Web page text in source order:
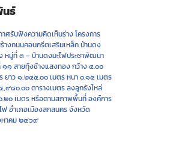
นธ์
าศรับฟังความคิดเห็นร่าง โครงการ
างถนนคอนกรีตเสริมเหล็ก บ้านดง
หมู่ที่ ๓ – บ้านดงมะไฟประชาพัฒนา
๑๑ สายทุ้งช้างแสงทอง กว้าง ๔.๐๐
ยาว ๑,๒๔๕.๐๐ เมตร หนา ๐.๑๕ เมตร
๙๘๐.๐๐ ตารางเมตร ลงลูกรังไหล่
.๒๐ เมตร หรือตามสภาพพื้นที่ องค์การ
ฟ อำเภอเมืองสกลนคร จังหวัด
าคม ๒๕๖๙